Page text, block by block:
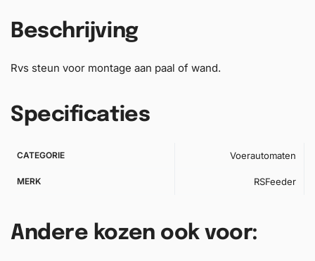
Beschrijving
Rvs steun voor montage aan paal of wand.
Specificaties
CATEGORIE Voerautomaten
MERK RSFeeder
Andere kozen ook voor: